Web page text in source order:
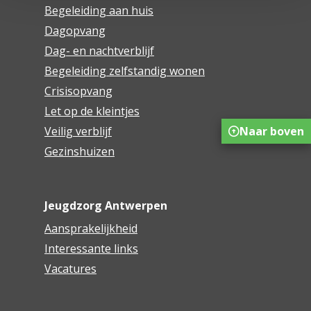
Begeleiding aan huis
Dagopvang
Dag- en nachtverblijf
Begeleiding zelfstandig wonen
Crisisopvang
Let op de kleintjes
Veilig verblijf
Gezinshuizen
Jeugdzorg Antwerpen
Aansprakelijkheid
Interessante links
Vacatures
Naar boven